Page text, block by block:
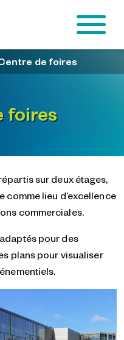
de foires
foires
sur deux étages,
lieu d’excellence
commerciales.
pour des
plans pour visualiser